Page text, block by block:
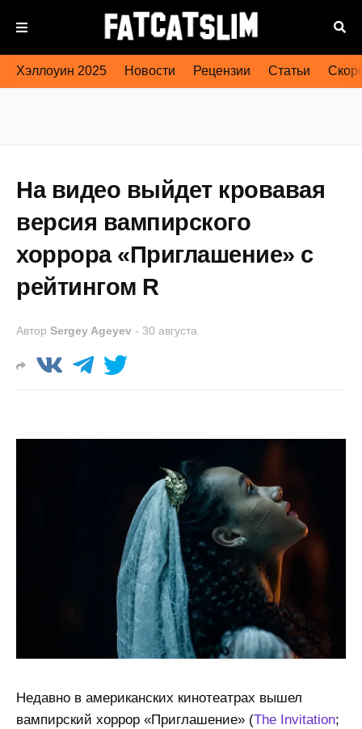
Хэллоуин 2025 Новости Рецензии Статьи
На видео выйдет кровавая
версия вампирского
хоррора «Приглашение» с
рейтингом R
Автор Sergey Ageyev - 30 августа
Недавно в американских кинотеатрах вышел
вампирский хоррор «Приглашение» (The Invitation;